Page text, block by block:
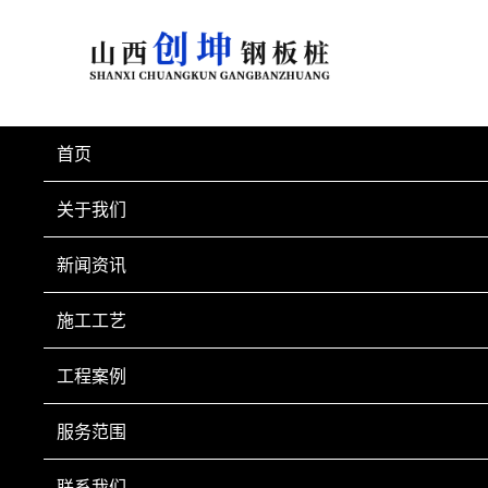
首页
关于我们
新闻资讯
施工工艺
工程案例
服务范围
施工工艺